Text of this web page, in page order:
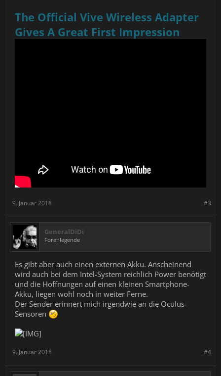
The Official Vive Wireless Adapter
Gives A Great First Impression
#3
9. Januar 2018
GeneralDiDi
Forenlegende
Es gibt aber auch einen externen Akku. Anscheinend
wird auch bei dem Intel-System reichlich Power benötigt
und die Hoffnungen auf einen kleinen Smartphone-
Akku, liegen wohl noch in weiter Ferne.
Der Sender erinnert mich irgendwie an die Oculus-
Sensoren
#4
9. Januar 2018